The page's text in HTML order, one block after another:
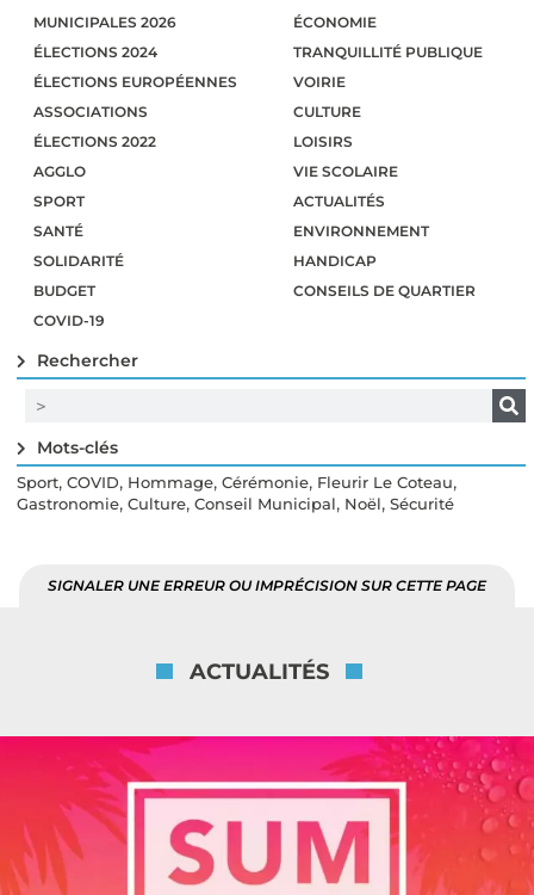
MUNICIPALES 2026
ÉLECTIONS 2024
ÉLECTIONS EUROPÉENNES
ASSOCIATIONS
ÉLECTIONS 2022
AGGLO
SPORT
SANTÉ
SOLIDARITÉ
BUDGET
COVID-19
ÉCONOMIE
TRANQUILLITÉ PUBLIQUE
VOIRIE
CULTURE
LOISIRS
VIE SCOLAIRE
ACTUALITÉS
ENVIRONNEMENT
HANDICAP
CONSEILS DE QUARTIER
Rechercher
Mots-clés
Sport, COVID, Hommage, Cérémonie, Fleurir Le Coteau,
Gastronomie, Culture, Conseil Municipal, Noël, Sécurité
SIGNALER UNE ERREUR OU IMPRÉCISION SUR CETTE PAGE
ACTUALITÉS